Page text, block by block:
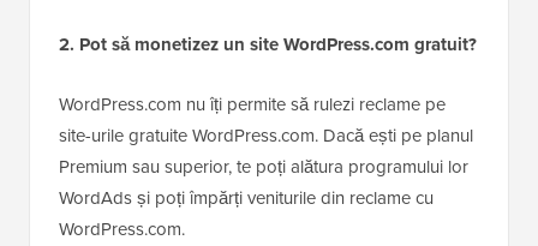
2. Pot să monetizez un site WordPress.com gratuit?
WordPress.com nu îți permite să rulezi reclame pe
site-urile gratuite WordPress.com. Dacă ești pe planul
Premium sau superior, te poți alătura programului lor
WordAds și poți împărți veniturile din reclame cu
WordPress.com.